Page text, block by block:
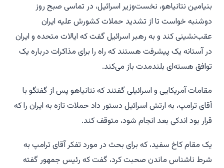
بنیامین نتانیاهو، نخست‌وزیر اسرائیل، در تماسی صبح روز
دوشنبه خواست تا از تشدید حملات کشورش علیه ایران
عقب‌نشینی کند و به رهبر اسرائیل گفت که ایالات متحده و ایران
در آستانه یک پیشرفت هستند که راه را برای مذاکرات درباره یک
توافق هسته‌ای بلندمدت باز می‌کند.
مقامات آمریکایی و اسرائیلی گفتند که نتانیاهو پس از گفتگو با
آقای ترامپ، به ارتش اسرائیل دستور داد حملات تازه به ایران را که
قرار بود اندکی بعد انجام شود، متوقف کند.
یک مقام کاخ سفید، که برای بحث در مورد تفکر آقای ترامپ به
شرط ناشناس ماندن صحبت کرد، گفت که رئیس جمهور گفته